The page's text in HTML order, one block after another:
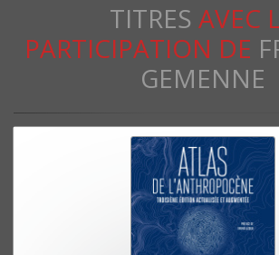
TITRES AVEC
PARTICIPATION DE
GEMENNE